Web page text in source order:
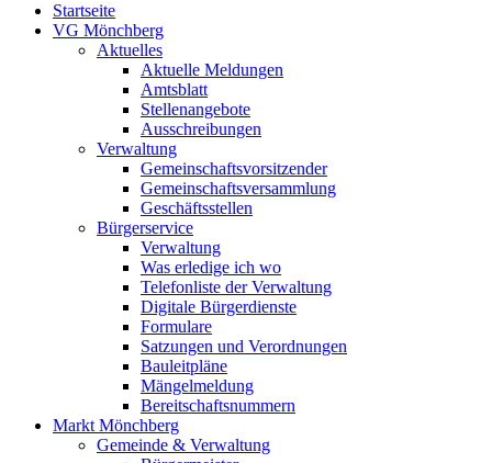
Startseite
VG Mönchberg
Aktuelles
Aktuelle Meldungen
Amtsblatt
Stellenangebote
Ausschreibungen
Verwaltung
Gemeinschaftsvorsitzender
Gemeinschaftsversammlung
Geschäftsstellen
Bürgerservice
Verwaltung
Was erledige ich wo
Telefonliste der Verwaltung
Digitale Bürgerdienste
Formulare
Satzungen und Verordnungen
Bauleitpläne
Mängelmeldung
Bereitschaftsnummern
Markt Mönchberg
Gemeinde & Verwaltung